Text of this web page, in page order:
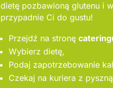
dietę pozbawioną glutenu i
przypadnie Ci do gustu!
Przejdź na stronę
Wybierz dietę,
Podaj zapotrzebowanie
Czekaj na kuriera z